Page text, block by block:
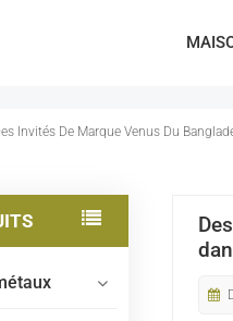
Invités De Marque Venus Du